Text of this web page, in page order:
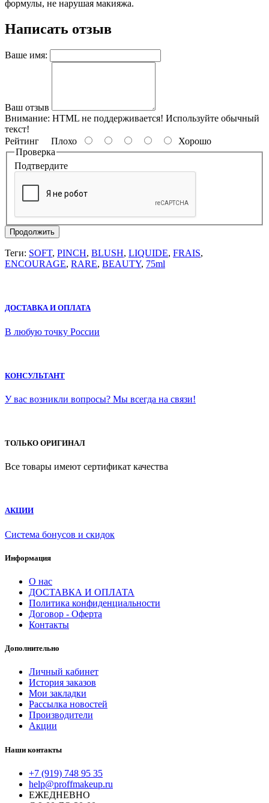
формулы, не нарушая макияжа.
Написать отзыв
Ваше имя:
Ваш отзыв
Внимание: HTML не поддерживается! Используйте обычный
текст!
Рейтинг Плохо
Хорошо
Проверка
Подтвердите
Продолжить
Теги: SOFT, PINCH, BLUSH, LIQUIDE, FRAIS,
ENCOURAGE, RARE, BEAUTY, 75ml
ДОСТАВКА И ОПЛАТА
В любую точку России
КОНСУЛЬТАНТ
У вас возникли вопросы? Мы всегда на связи!
ТОЛЬКО ОРИГИНАЛ
Все товары имеют сертификат качества
АКЦИИ
Система бонусов и скидок
Информация
О нас
ДОСТАВКА И ОПЛАТА
Политика конфиденциальности
Договор - Оферта
Контакты
Дополнительно
Личный кабинет
История заказов
Мои закладки
Рассылка новостей
Производители
Акции
Наши контакты
+7 (919) 748 95 35
help@proffmakeup.ru
ЕЖЕДНЕВНО